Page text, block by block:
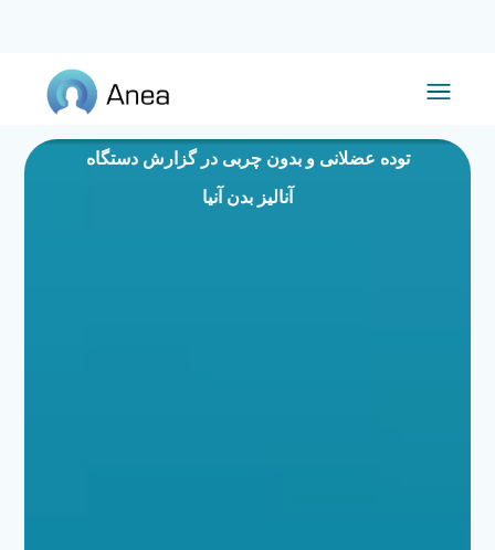
توده عضلانی و بدون چربی در گزارش دستگاه
آنالیز بدن آنیا